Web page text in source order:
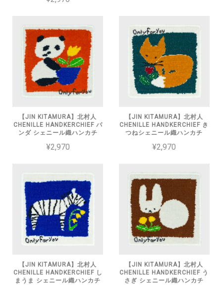
【JIN KITAMURA】北村人
CHENILLE HANDKERCHIEF パ
ンダ シェニール織ハンカチ
¥2,970
【JIN KITAMURA】北村人
CHENILLE HANDKERCHIEF き
つねシェニール織ハンカチ
¥2,970
【JIN KITAMURA】北村人
CHENILLE HANDKERCHIEF し
まうま シェニール織ハンカチ
【JIN KITAMURA】北村人
CHENILLE HANDKERCHIEF う
さぎ シェニール織ハンカチ